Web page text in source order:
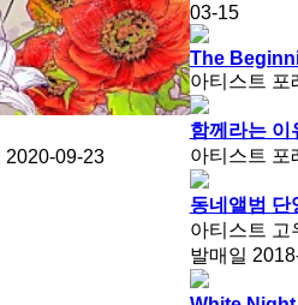
2020-09-23
03-15
The
아티스트 포
함께라는 이
아티스트 포
동네앨범 단
아티스트 고
발매일